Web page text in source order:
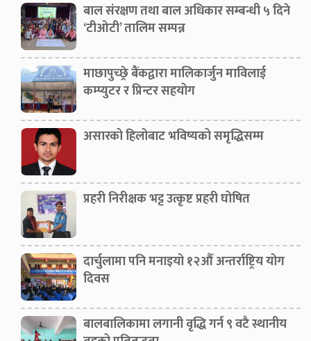
बाल संरक्षण तथा बाल अधिकार सम्बन्धी ५ दिने
‘टीओटी’ तालिम सम्पन्न
माछापुच्छ्रे बैंकद्वारा मालिकार्जुन माविलाई
कम्प्युटर र प्रिन्टर सहयोग
असारको हिलोबाट भविष्यको समृद्धिसम्म
प्रहरी निरीक्षक भट्ट उत्कृष्ट प्रहरी घोषित
दार्चुलामा पनि मनाइयो १२औँ अन्तर्राष्ट्रिय योग
दिवस
बालबालिकामा लगानी वृद्धि गर्न ९ वटै स्थानीय